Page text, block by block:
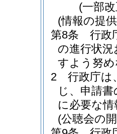
(一部
(情報の提
第8条
行政
の進行状
すよう努
2
行政庁は
じ、申請
に必要な
(公聴会の